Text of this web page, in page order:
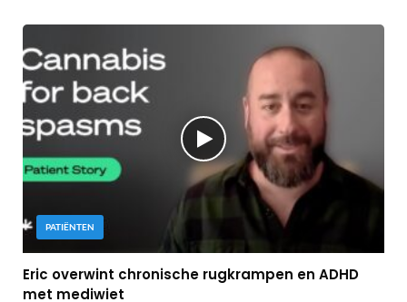
PATIËNTEN
Eric overwint chronische rugkrampen en ADHD
met mediwiet